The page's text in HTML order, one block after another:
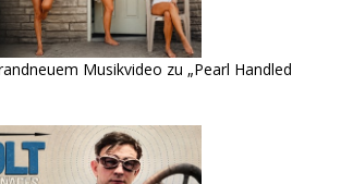
Musikvideo zu „Pearl Handled